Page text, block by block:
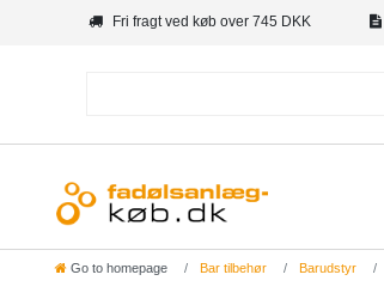
Fri fragt ved køb over 745 DKK
Go to homepage Bar tilbehør Barudstyr